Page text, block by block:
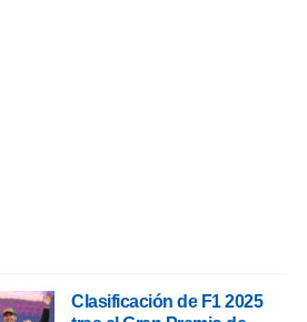
Clasificación de F1 2025